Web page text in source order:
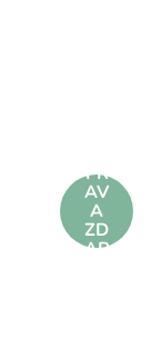
PR
AV
A
ZD
AR